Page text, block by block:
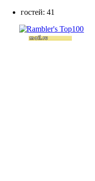
гостей: 41